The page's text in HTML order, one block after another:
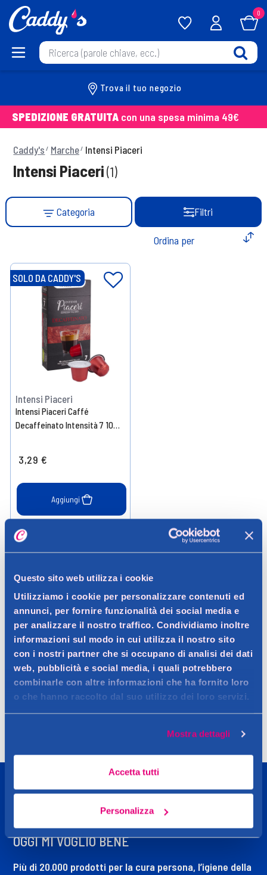
Questo sito web utilizza i cookie
Utilizziamo i cookie per personalizzare contenuti ed
annunci, per fornire funzionalità dei social media e
per analizzare il nostro traffico. Condividiamo inoltre
informazioni sul modo in cui utilizza il nostro sito
con i nostri partner che si occupano di analisi dei dati
web, pubblicità e social media, i quali potrebbero
combinarle con altre informazioni che ha fornito loro
o che hanno raccolto dal suo utilizzo dei loro servizi.
Mostra dettagli
Accetta tutti
Personalizza
0
Trova il tuo negozio
SPEDIZIONE GRATUITA con una spesa minima 49€
Caddy's Marche Intensi Piaceri
Intensi Piaceri(1)
Categoria Filtri
SOLO DA CADDY'S
Intensi Piaceri
Intensi Piaceri Caffé
Decaffeinato Intensità 7 10
3,29 €
Aggiungi
Help
Verifica disp. in negozio
Spedizione Resi Contattaci Faq
OGGI MI VOGLIO BENE
Più di 20.000 prodotti per la cura persona, l’igiene della